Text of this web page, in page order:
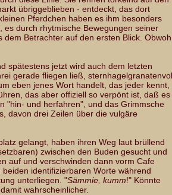
übriggeblieben - entdeckt, das dort
Pferdchen haben es ihm besonders
durch rhytmische Bewegungen seiner
Betrachter auf den ersten Blick.
spätestens jetzt wird auch dem letzten
gerade fliegen ließ,
eben jenes Wort handelt, das jeder kennt,
das aber offiziell so verpönt ist, daß es
"hin- und herfahren", und das Grimmsche
davon drei Zeilen über die vulgäre
gelangt, haben ihren Weg laut brüllend
zwischen den Buden gesucht und
auf und verschwinden dann vorm Cafe
identifizierbaren Worte während
unterliegen. "Sämmie, kumm!" Könnte
wahrscheinlicher.